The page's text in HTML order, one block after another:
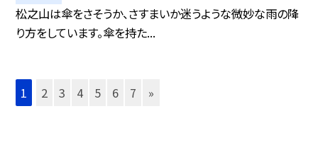
松之山は傘をさそうか、さすまいか迷うような微妙な雨の降
り方をしています。傘を持た...
1 2 3 4 5 6 7 »